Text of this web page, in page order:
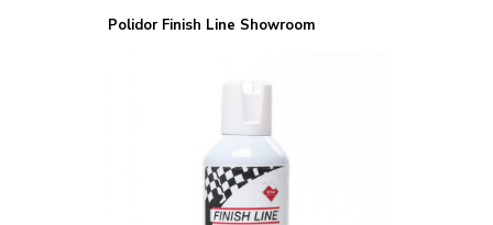
Polidor Finish Line Showroom